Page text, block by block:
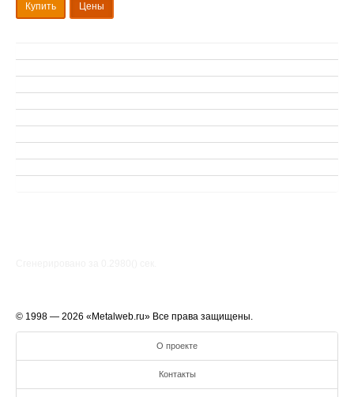
Купить Цены
© 1998 — 2026 «Metalweb.ru» Все права защищены.
О проекте
Контакты